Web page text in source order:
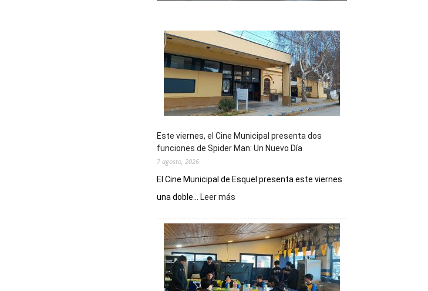
Este viernes, el Cine Municipal presenta dos
funciones de Spider Man: Un Nuevo Día
7 agosto, 2026
El Cine Municipal de Esquel presenta este viernes
una doble...
Leer más
el
Cine
Municipal
presenta
dos